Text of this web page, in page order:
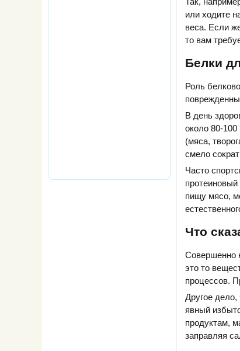
или ходите
веса. Если
то вам
Белки
Роль
В день
около 80-
(мяса,
смело
Часто
пищу мясо,
Что
Совершенно
это то
процессов.
Другое дело,
явный
продуктам,
заправляя